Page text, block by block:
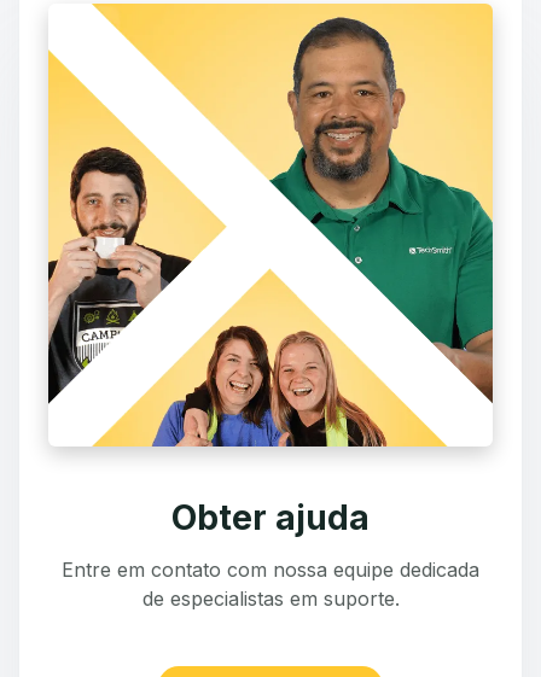
Obter ajuda
Entre em contato com nossa equipe dedicada
de especialistas em suporte.